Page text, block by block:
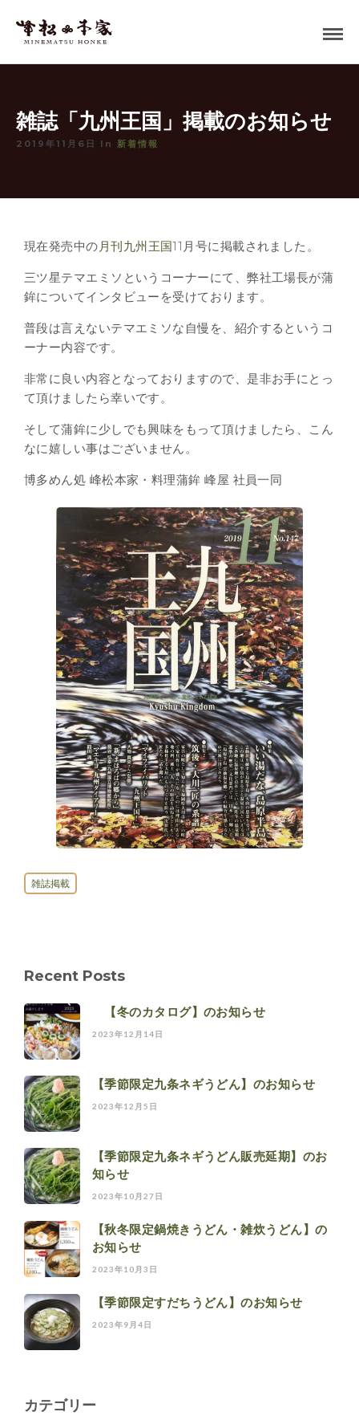
雑誌「九州王国」掲載のお知らせ
2019年11月6日 In 新着情報
現在発売中の 月刊九州王国11月号に掲載されました。
三ツ星テマエミソというコーナーにて、弊社工場長が蒲
鉾についてインタビューを受けております。
普段は言えないテマエミソな自慢を、紹介するというコ
ーナー内容です。
非常に良い内容となっておりますので、是非お手にとっ
て頂けましたら幸いです。
そして蒲鉾に少しでも興味をもって頂けましたら、こん
なに嬉しい事はございません。
博多めん処 峰松本家・料理蒲鉾 峰屋 社員一同
雑誌掲載
Recent Posts
【冬のカタログ】のお知らせ
2023年12月14日
【季節限定九条ネギうどん】のお知らせ
2023年12月5日
【季節限定九条ネギうどん販売延期】のお
知らせ
2023年10月27日
【秋冬限定鍋焼きうどん・雑炊うどん】の
お知らせ
2023年10月3日
【季節限定すだちうどん】のお知らせ
2023年9月4日
カテゴリー